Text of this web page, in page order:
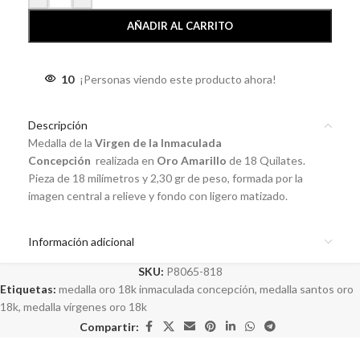
AÑADIR AL CARRITO
10 ¡Personas viendo este producto ahora!
Descripción
Medalla de la Virgen de la Inmaculada
Concepción realizada en Oro Amarillo de 18 Quilates.
Pieza de 18 milímetros y 2,30 gr de peso, formada por la
imagen central a relieve y fondo con ligero matizado.
Información adicional
SKU: P8065-818
Etiquetas: medalla oro 18k inmaculada concepción, medalla santos oro
18k, medalla vírgenes oro 18k
Compartir: